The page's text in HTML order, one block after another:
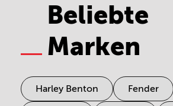
Beliebte
Marken
Harley Benton Fender